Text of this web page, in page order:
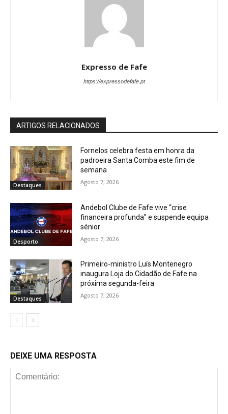
Expresso de Fafe
https://expressodefafe.pt
ARTIGOS RELACIONADOS
Destaques
Fornelos celebra festa em honra da
padroeira Santa Comba este fim de
semana
Agosto 7, 2026
Desporto
Andebol Clube de Fafe vive “crise
financeira profunda” e suspende equipa
sénior
Agosto 7, 2026
Destaques
Primeiro-ministro Luís Montenegro
inaugura Loja do Cidadão de Fafe na
próxima segunda-feira
Agosto 7, 2026
DEIXE UMA RESPOSTA